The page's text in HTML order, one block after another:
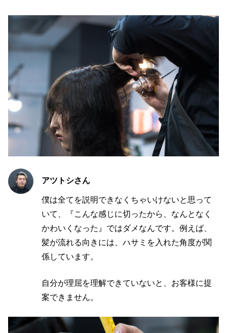
アツトシさん
僕は全てを説明できなくちゃいけないと思って
いて、『こんな感じに切ったから、なんとなく
かわいくなった』ではダメなんです。例えば、
髪が流れる向きには、ハサミを入れた角度が関
係しています。
自分が理屈を理解できていないと、お客様に提
案できません。